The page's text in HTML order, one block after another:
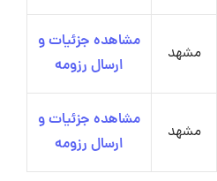
مشهد
مشاهده جزئیات و
ارسال رزومه
مشهد
مشاهده جزئیات و
ارسال رزومه